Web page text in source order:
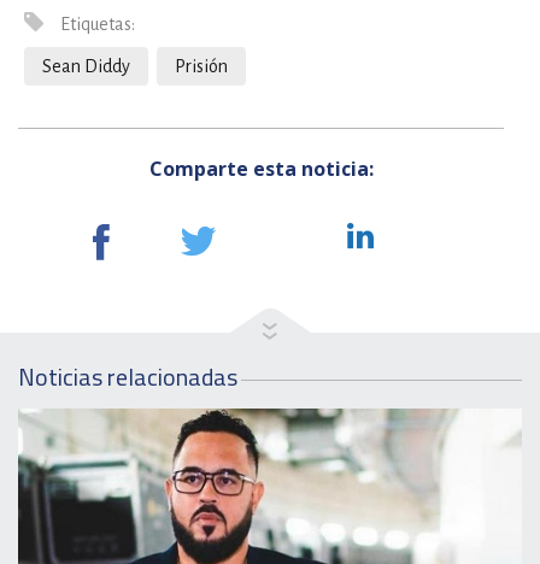
Etiquetas:
Sean Diddy Prisión
Comparte esta noticia:
Noticias relacionadas